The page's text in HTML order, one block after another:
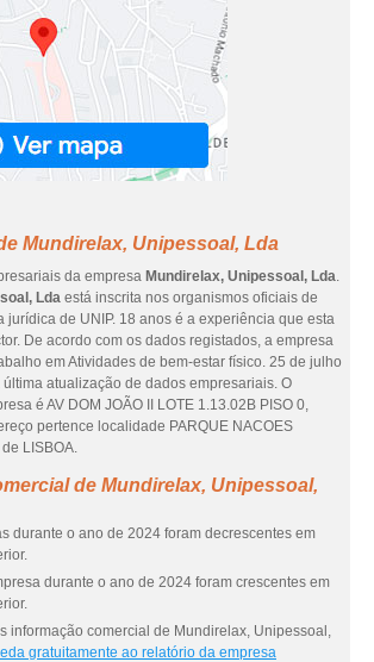
Mundirelax, Unipessoal, Lda
da empresa Mundirelax, Unipessoal, Lda.
Lda está inscrita nos organismos oficiais de
jurídica de UNIP. 18 anos é a experiência que esta
De acordo com os dados registados, a empresa
em Atividades de bem-estar físico. 25 de julho
atualização de dados empresariais. O
é AV DOM JOÃO II LOTE 1.13.02B PISO 0,
pertence localidade PARQUE NACOES
LISBOA.
de Mundirelax, Unipessoal,
durante o ano de 2024 foram decrescentes em
durante o ano de 2024 foram crescentes em
informação comercial de Mundirelax, Unipessoal,
gratuitamente ao relatório da empresa